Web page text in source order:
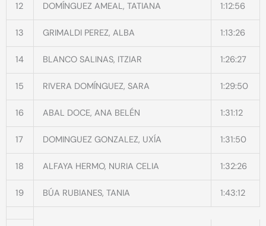
12 DOMÍNGUEZ AMEAL, TATIANA 1:12:56
13 GRIMALDI PEREZ, ALBA 1:13:26
14 BLANCO SALINAS, ITZIAR 1:26:27
15 RIVERA DOMÍNGUEZ, SARA 1:29:50
16 ABAL DOCE, ANA BELÉN 1:31:12
17 DOMINGUEZ GONZALEZ, UXÍA 1:31:50
18 ALFAYA HERMO, NURIA CELIA 1:32:26
19 BÚA RUBIANES, TANIA 1:43:12